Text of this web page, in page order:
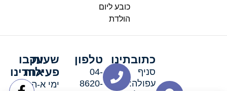
כובע ליום
הולדת
כתובתינו
סניף
עפולה:
טלפון
04-
8620-
שעות
פעילות
ימי א-ה:
עקבו
אחרינו